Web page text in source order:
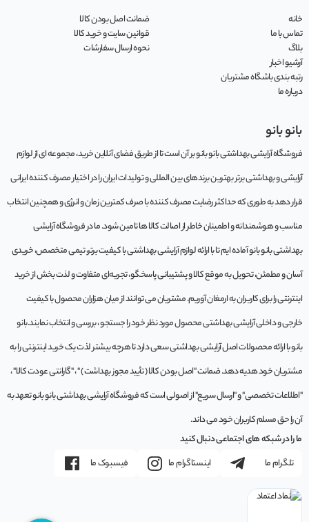
خانه
تماس با ما
بلاگ
آرشیو اخبار
رتبه بندی باشگاه مشتریان
درباره ما
ضمانت اصل بودن کالا
قوانین سایت و خرید کالا
نحوه ارسال سفارشات
بانو بانو
فروشگاه آرایشی بهداشتی بانو بانو بر آن است تا از طریق فضای آنلاین خرید، مجموعه‌ ای از لوازم
آرایشی و بهداشتی برتر بهترین برندهای بین المللی و تولیدات ایران را در اختیار مصرف کننده ایرانی
قرار دهد به طوری که حداکثر رضایت مصرف کننده با صرف کمترین زمان و انرژی و همچنین انتخاب
مناسب و هوشمندانه و اطمینان خاطر از اصالت کالا ها تامین شود. ما در فروشگاه آرایشی
بهداشتی بانو بانو آماده ایم تا با ارائه لوازم آرایشی بهداشتی با کیفیت برتر، تیمی متخصص، خریدی
آسان و مطمئن، تحویل به موقع کالا و پشتیبانی پاسخگو، تجربه‌ای متفاوت و لذت بخش از خرید
اینترنتی را برای کاربران به ارمغان آوریم. مشتريان می توانند از ميان هزاران محصول با کيفيت
خارجی و داخلی آرایشی بهداشتی محصول مورد نظر خود را جستجو ، بررسی و انتخاب نمايند.بانو
بانو با ارائه محصولات اصل آرایشی بهداشتی سعی دارد تا هرچه بیشتر لذت یک خرید اینترنتی را به
مشتریان خود هدیه دهد. ضمانت "اصل بودن کالا ( تأیید مجوز بهداشت ) " ، "گارانتی عودت کالا" ،
"اطلاعات تخصصی" و "ارسال سریع" از اصولی است که فروشگاه آرایشی بهداشتی بانو بانو تعهد به
آن را حق مسلم کاربران خود می داند.
ما را در شبکه های اجتماعی دنبال کنید
تلگرام ما
اینستاگرام ما فیسبوک ما